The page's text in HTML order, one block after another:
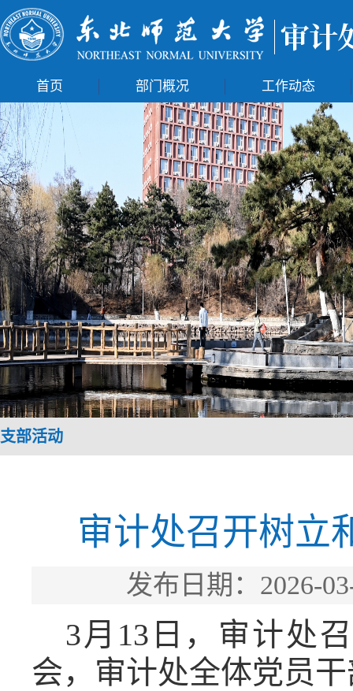
首页 部门概况 工作动态
支部活动
审计处召开树立
发布日期：
3月13日，审计处
会，审计处全体党员